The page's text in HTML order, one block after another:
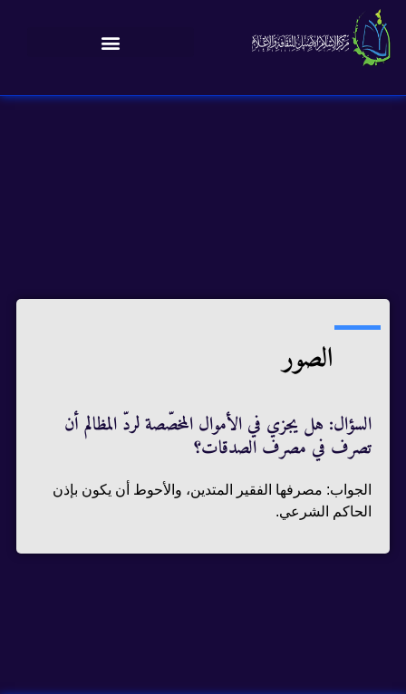
الصور
السؤال: هل يجزي في الأموال المخصّصة لردّ المظالم أن
تصرف في مصرف الصدقات؟
الجواب: مصرفها الفقير المتدين، والأحوط أن يكون بإذن
الحاكم الشرعي.